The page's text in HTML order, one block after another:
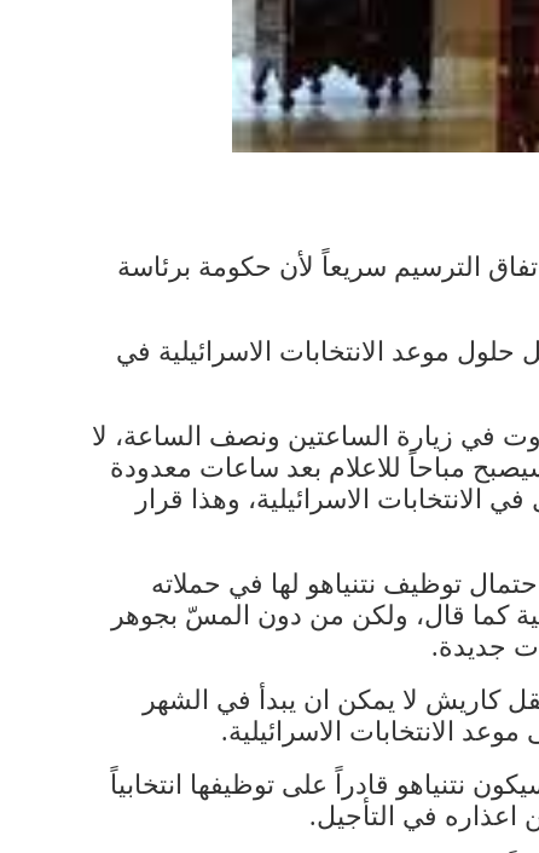
الترسيم سريعاً لأن حكومة برئاسة
موعد الانتخابات الاسرائيلية في
في زيارة الساعتين ونصف الساعة، لا
مباحاً للاعلام بعد ساعات معدودة
الاسرائيلية، وهذا قرار
توظيف نتنياهو لها في حملاته
كما قال، ولكن من دون المسّ بجوهر
جديدة.
كاريش لا يمكن ان يبدأ في الشهر
الانتخابات الاسرائيلية.
نتنياهو قادراً على توظيفها انتخابياً
اعذاره في التأجيل.